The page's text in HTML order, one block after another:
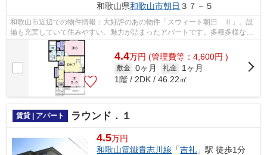
和歌山県和歌山市朝日 ３７－５
和歌山市近辺での物件情報：大好評のあの物件「スウィート朝日 Ⅱ」。設
備も充実していて住みやすい、魅力が詰まったアパートです。多種多様な物
件を取り揃えた当社に、住まい探しをお...
4.4万円 (管理費等：4,600円 )
敷金 0ヶ月 礼金
1ヶ月
1階 / 2DK / 46.22㎡
賃貸 | アパート ラウンド．１
4.5万円
和歌山電鐵貴志川線 「吉礼 」駅 徒歩1分